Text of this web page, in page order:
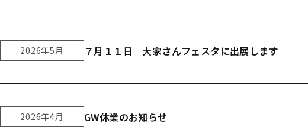
2026年5月 ７月１１日 大家さんフェスタに出展します
2026年4月 GW休業のお知らせ